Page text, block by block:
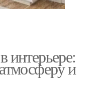
интерьере:
и